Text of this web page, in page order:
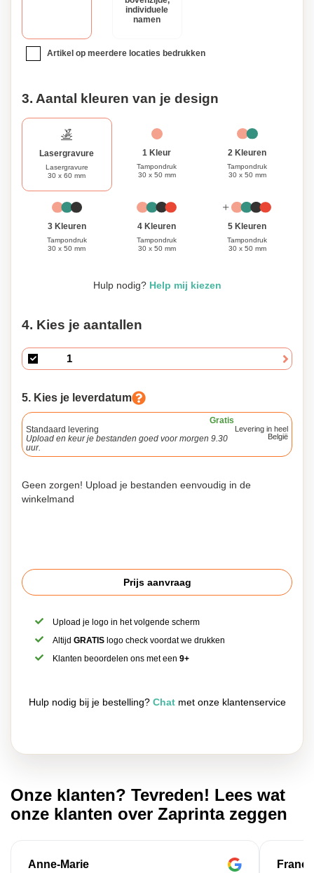
persoonlijke accenten toe om dit veelzijdige wijnaccessoire
geheel naar wens af te stemmen en indruk te maken op de
ontvanger.
individuele
namen
Artikel op meerdere locaties bedrukken
3. Aantal kleuren van je design
Lasergravure
Lasergravure
30 x 60 mm
1 Kleur
Tampondruk
30 x 50 mm
2 Kleuren
Tampondruk
30 x 50 mm
3 Kleuren
Tampondruk
30 x 50 mm
4 Kleuren
Tampondruk
30 x 50 mm
5 Kleuren
Tampondruk
30 x 50 mm
Hulp nodig? Help mij kiezen
4. Kies je aantallen
5. Kies je leverdatum
Gratis
Standaard levering
Upload en keur je bestanden goed voor morgen 9.30
uur.
Levering in heel
België
Geen zorgen! Upload je bestanden eenvoudig in de
winkelmand
Prijs aanvraag
Upload je logo in het volgende scherm
AltijdGRATIS logo check voordat we drukken
Klanten beoordelen ons met een9+
Hulp nodig bij je bestelling? Chatmet onze klantenservice
Onze klanten? Tevreden! Lees wat
onze klanten over Zaprinta zeggen
Anne-Marie